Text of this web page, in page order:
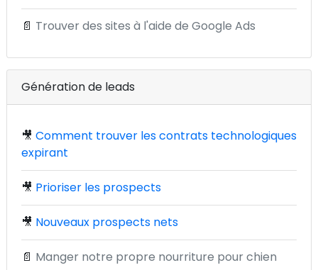
📄 Trouver des sites à l'aide de Google Ads
Génération de leads
🎥 Comment trouver les contrats technologiques
expirant
🎥 Prioriser les prospects
🎥 Nouveaux prospects nets
📄 Manger notre propre nourriture pour chien